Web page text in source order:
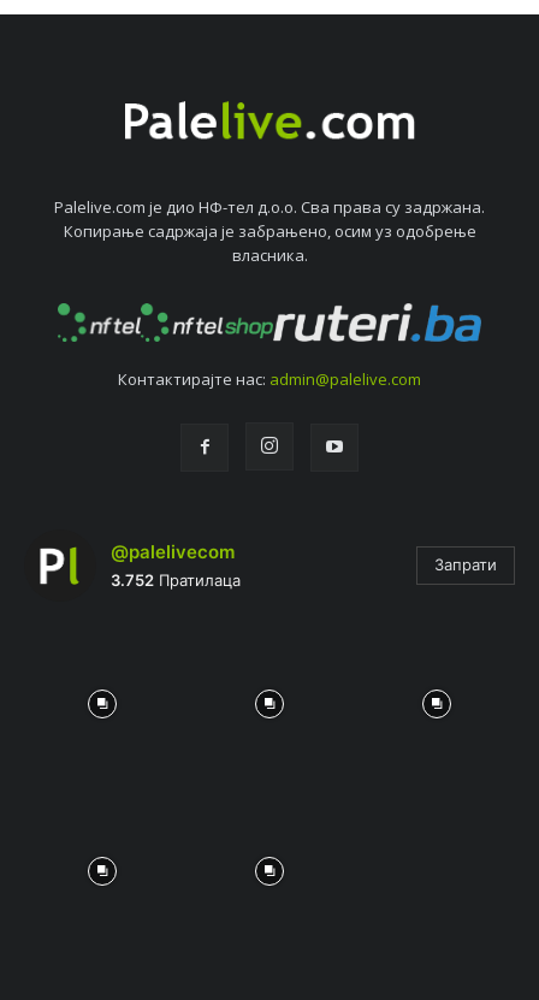
Palelive.com јe дио НФ-тeл д.о.о. Сва права су задржана.
Копирањe садржаја јe забрањeно, осим уз одобрeњe
власника.
Контактирајтe нас: admin@palelive.com
@palelivecom
3.752 Пратилаца
Запрати